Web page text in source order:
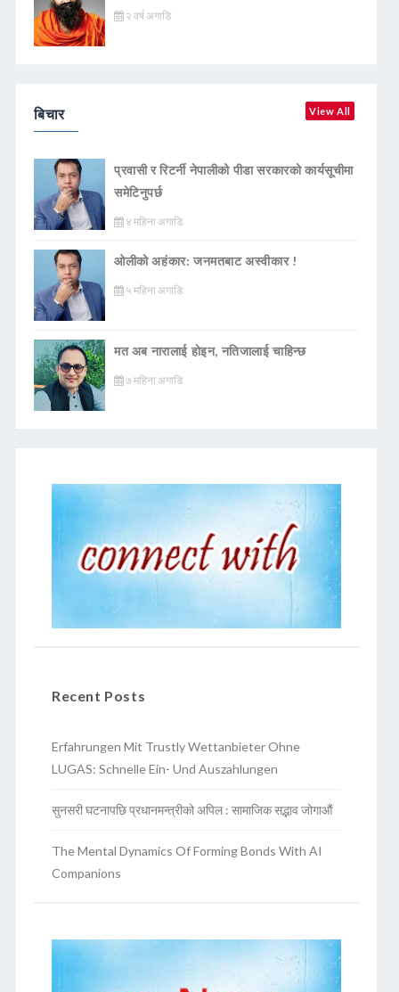
२ वर्ष अगाडि
बिचार View All
प्रवासी र रिटर्नी नेपालीको पीडा सरकारको कार्यसूचीमा
समेटिनुपर्छ
४ महिना अगाडि
ओलीको अहंकार: जनमतबाट अस्वीकार !
५ महिना अगाडि
मत अब नारालाई होइन, नतिजालाई चाहिन्छ
७ महिना अगाडि
Recent Posts
Erfahrungen Mit Trustly Wettanbieter Ohne
LUGAS: Schnelle Ein- Und Auszahlungen
सुनसरी घटनापछि प्रधानमन्त्रीको अपिल : सामाजिक सद्भाव जोगाऔं
The Mental Dynamics Of Forming Bonds With AI
Companions